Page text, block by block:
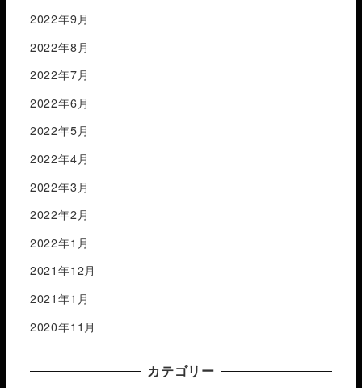
2022年9月
2022年8月
2022年7月
2022年6月
2022年5月
2022年4月
2022年3月
2022年2月
2022年1月
2021年12月
2021年1月
2020年11月
カテゴリー